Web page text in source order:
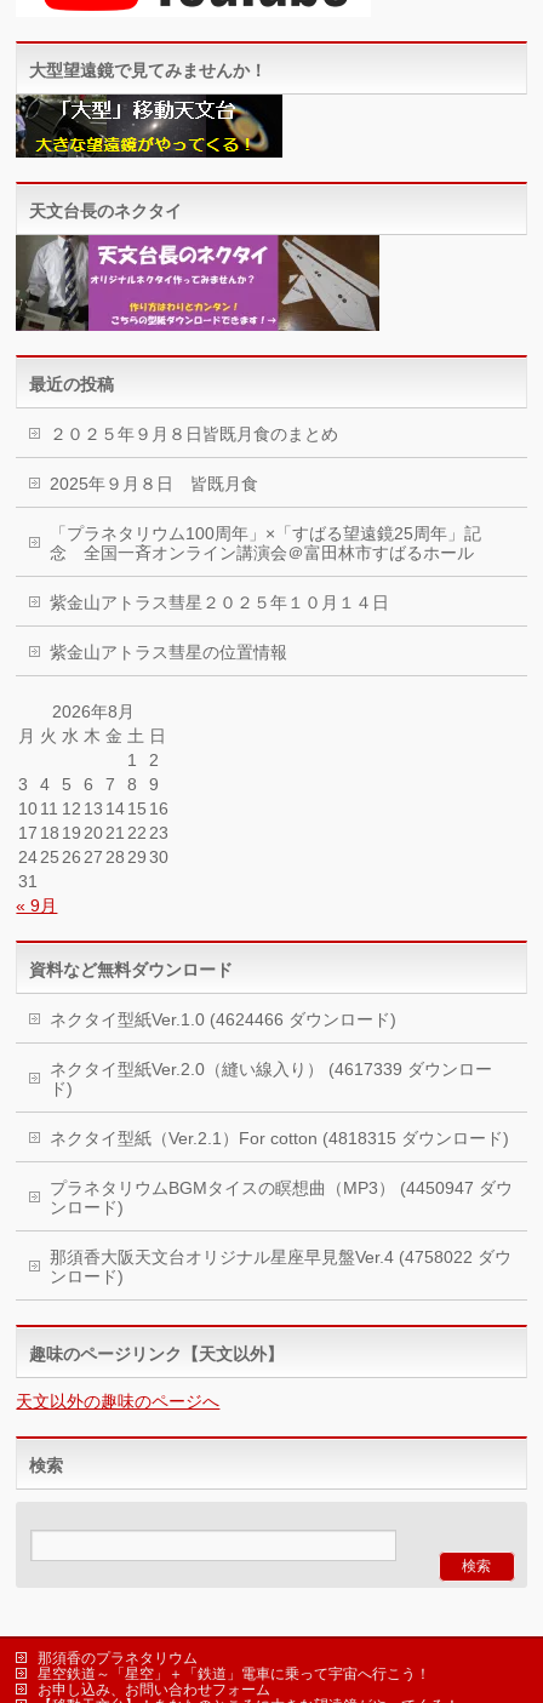
大型望遠鏡で見てみませんか！
天文台長のネクタイ
最近の投稿
２０２５年９月８日皆既月食のまとめ
2025年９月８日 皆既月食
「プラネタリウム100周年」×「すばる望遠鏡25周年」記
念 全国一斉オンライン講演会＠富田林市すばるホール
紫金山アトラス彗星２０２５年１０月１４日
紫金山アトラス彗星の位置情報
2026年8月
月 火 水 木 金 土 日
1
2
3
4 5 6 7 8
9
1011 12 13 1415 16
17 18 19 2021 22 23
2425 26 27 28 29 30
31
« 9月
資料など無料ダウンロード
ネクタイ型紙Ver.1.0 (4624466 ダウンロード)
ネクタイ型紙Ver.2.0（縫い線入り） (4617339 ダウンロー
ド)
ネクタイ型紙（Ver.2.1）For cotton (4818315 ダウンロード)
プラネタリウムBGMタイスの瞑想曲（MP3） (4450947 ダウ
ンロード)
那須香大阪天文台オリジナル星座早見盤Ver.4 (4758022 ダウ
ンロード)
趣味のページリンク【天文以外】
天文以外の趣味のページへ
検索
那須香のプラネタリウム
星空鉄道～「星空」＋「鉄道」電車に乗って宇宙へ行こう！
お申し込み、お問い合わせフォーム